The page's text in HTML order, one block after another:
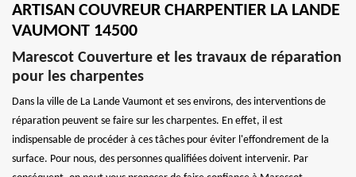
ARTISAN COUVREUR CHARPENTIER LA LANDE
VAUMONT 14500
Marescot Couverture et les travaux de réparation
pour les charpentes
Dans la ville de La Lande Vaumont et ses environs, des interventions de
réparation peuvent se faire sur les charpentes. En effet, il est
indispensable de procéder à ces tâches pour éviter l'effondrement de la
surface. Pour nous, des personnes qualifiées doivent intervenir. Par